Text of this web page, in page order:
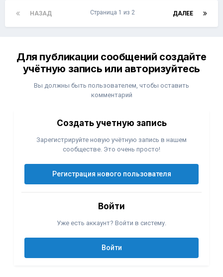
НАЗАД ДАЛЕЕ
Страница 1 из 2
Для публикации сообщений создайте
учётную запись или авторизуйтесь
Вы должны быть пользователем, чтобы оставить
комментарий
Создать учетную запись
Зарегистрируйте новую учётную запись в нашем
сообществе. Это очень просто!
Регистрация нового пользователя
Войти
Уже есть аккаунт? Войти в систему.
Войти